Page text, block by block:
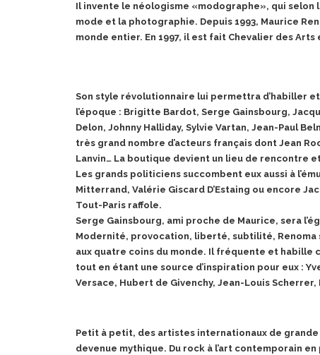
Il invente le néologisme «modographe», qui selon
mode et la photographie. Depuis 1993, Maurice
monde entier. En 1997, il est fait Chevalier des
Son style révolutionnaire lui permettra d’habiller
l’époque : Brigitte Bardot, Serge Gainsbourg,
Delon, Johnny Halliday, Sylvie Vartan, Jean-Paul
très grand nombre d’acteurs français dont Jean
Lanvin… La boutique devient un lieu de rencontre
Les grands politiciens succombent eux aussi à
Mitterrand, Valérie Giscard D’Estaing ou encore
Tout-Paris raffole.
Serge Gainsbourg, ami proche de Maurice, sera
Modernité, provocation, liberté, subtilité, Renoma
aux quatre coins du monde. Il fréquente et habille
tout en étant une source d’inspiration pour eux :
Versace, Hubert de Givenchy, Jean-Louis Scherrer,
Petit à petit, des artistes internationaux de
devenue mythique. Du rock à l’art contemporain